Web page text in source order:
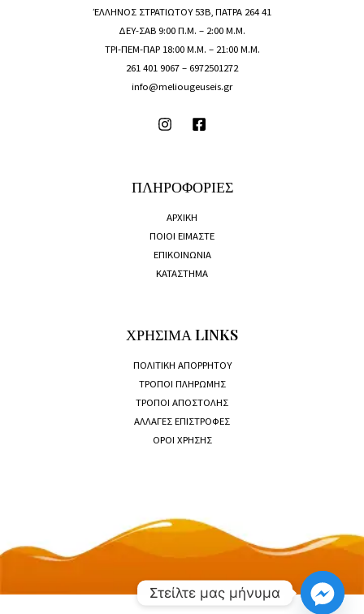
ΈΛΛΗΝΟΣ ΣΤΡΑΤΙΩΤΟΥ 53Β, ΠΑΤΡΑ 264 41
ΔΕΥ-ΣΑΒ 9:00 Π.Μ. – 2:00 Μ.Μ.
ΤΡΙ-ΠΕΜ-ΠΑΡ 18:00 Μ.Μ. – 21:00 Μ.Μ.
261 401 9067 –6972501272
info@meliougeuseis.gr
ΠΛΗΡΟΦΟΡΙΕΣ
ΑΡΧΙΚΗ
ΠΟΙΟΙ ΕΙΜΑΣΤΕ
ΕΠΙΚΟΙΝΩΝΙΑ
ΚΑΤΑΣΤΗΜΑ
ΧΡΗΣΙΜΑ LINKS
ΠΟΛΙΤΙΚΗ ΑΠΟΡΡΗΤΟΥ
ΤΡΟΠΟΙ ΠΛΗΡΩΜΗΣ
ΤΡΟΠΟΙ ΑΠΟΣΤΟΛΗΣ
ΑΛΛΑΓΕΣ ΕΠΙΣΤΡΟΦΕΣ
ΟΡΟΙ ΧΡΗΣΗΣ
Στείλτε μας μήνυμα